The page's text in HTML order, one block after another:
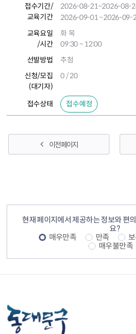
접수기간/
교육기간
2026-08-21~2026-08-
2026-09-01~2026-09-
교육요일
/시간
화 목
09:30 ~ 12:00
선발방법
추첨
신청/모집
(대기자)
0 / 20
접수상태 접수예정
이전 페이지
현재 페이지에서 제공하는 정보와 편
요?
매우만족
만족
매우불만족